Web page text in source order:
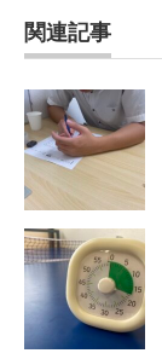
関連記事